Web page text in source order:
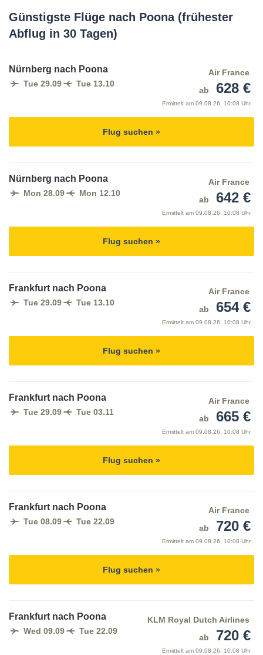
Günstigste Flüge nach Poona (frühester
Abflug in 30 Tagen)
Nürnberg nach Poona
Tue 29.09 Tue 13.10
Air France
ab
628 €
Ermittelt am 09.08.26, 10:08 Uhr
Flug suchen »
Nürnberg nach Poona
Mon 28.09 Mon 12.10
Air France
ab
642 €
Ermittelt am 09.08.26, 10:08 Uhr
Flug suchen »
Frankfurt nach Poona
Tue 29.09 Tue 13.10
Air France
ab
654 €
Ermittelt am 09.08.26, 10:08 Uhr
Flug suchen »
Frankfurt nach Poona
Tue 29.09 Tue 03.11
Air France
ab
665 €
Ermittelt am 09.08.26, 10:08 Uhr
Flug suchen »
Frankfurt nach Poona
Tue 08.09 Tue 22.09
Air France
ab
720 €
Ermittelt am 09.08.26, 10:08 Uhr
Flug suchen »
Frankfurt nach Poona
Wed 09.09 Tue 22.09
KLM Royal Dutch Airlines
ab
720 €
Ermittelt am 09.08.26, 10:08 Uhr